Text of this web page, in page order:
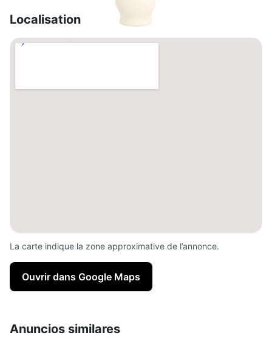
Localisation
La carte indique la zone approximative de l’annonce.
Ouvrir dans Google Maps
Anuncios similares